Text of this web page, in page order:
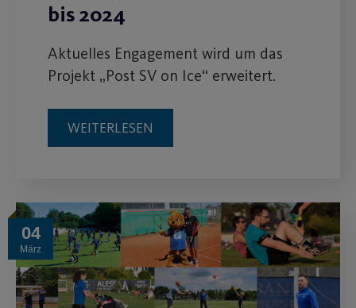
bis 2024
Aktuelles Engagement wird um das
Projekt „Post SV on Ice“ erweitert.
WEITERLESEN
04
März